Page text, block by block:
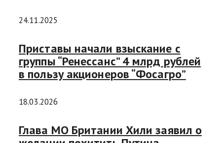
24.11.2025
Приставы начали взыскание с
группы “Ренессанс” 4 млрд рублей
в пользу акционеров “Фосагро”
18.03.2026
Глава МО Британии Хили заявил о